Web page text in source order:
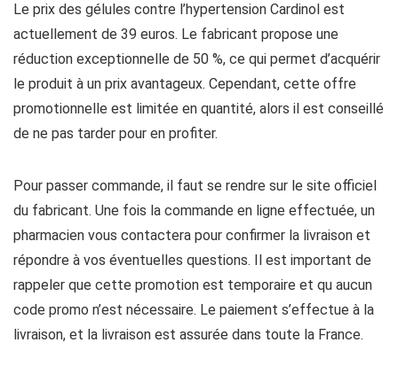
Le prix des gélules contre l’hypertension Cardinol est
actuellement de 39 euros. Le fabricant propose une
réduction exceptionnelle de 50 %, ce qui permet d’acquérir
le produit à un prix avantageux. Cependant, cette offre
promotionnelle est limitée en quantité, alors il est conseillé
de ne pas tarder pour en profiter.
Pour passer commande, il faut se rendre sur le site officiel
du fabricant. Une fois la commande en ligne effectuée, un
pharmacien vous contactera pour confirmer la livraison et
répondre à vos éventuelles questions. Il est important de
rappeler que cette promotion est temporaire et qu aucun
code promo n’est nécessaire. Le paiement s’effectue à la
livraison, et la livraison est assurée dans toute la France.